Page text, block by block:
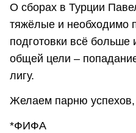
О сборах в Турции
тяжёлые и необходимо
подготовки всё
общей цели –
лигу.
Желаем парню
*ФИФА